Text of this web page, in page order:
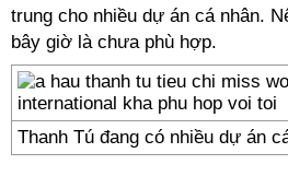
trung cho nhiều dự án cá nhân.
bây giờ là chưa phù hợp.
Thanh Tú đang có nhiều dự án